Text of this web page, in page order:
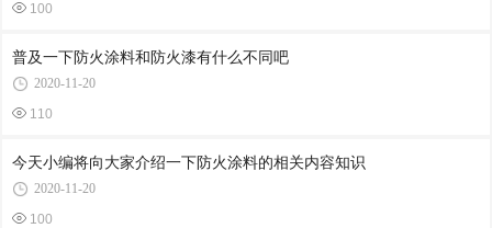
100
普及一下防火涂料和防火漆有什么不同吧
2020-11-20
110
今天小编将向大家介绍一下防火涂料的相关内容知识
2020-11-20
100